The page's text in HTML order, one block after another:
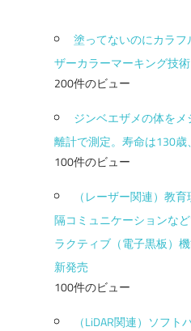
塗ってないのにカラ
ザーカラーマーキング技
200件のビュー
ジンベエザメの体を
離計で測定。寿命は130
100件のビュー
（レーザー関連）教
隔コミュニケーションな
ラクティブ（電子黒板）
新発売
100件のビュー
（LiDAR関連）ソフ